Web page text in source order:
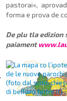
pastorai«,
forma e prova de
De plu tla edizion
paiament